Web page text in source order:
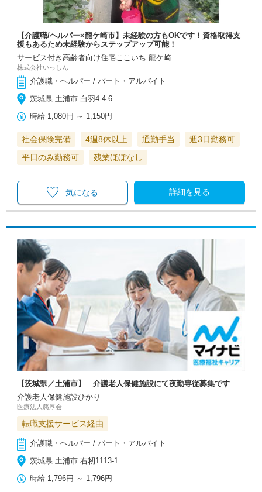
【介護職/ヘルパー×龍ケ崎市】未経験の方もOKです！資格取得支
援もあるため未経験からステップアップ可能！
サービス付き高齢者向け住宅ここいち 龍ケ崎
株式会社いっしん
介護職・ヘルパー / パート・アルバイト
茨城県 土浦市 白羽4-4-6
時給 1,080円 ～ 1,150円
社会保険完備 4週8休以上 通勤手当
週3日勤務可
平日のみ勤務可
残業ほぼなし
詳細を見る
気になる
【茨城県／土浦市】 介護老人保健施設にて夜勤専従募集です
介護老人保健施設ひかり
医療法人慈厚会
転職支援サービス経由
介護職・ヘルパー / パート・アルバイト
茨城県 土浦市 右籾1113-1
時給 1,796円 ～ 1,796円